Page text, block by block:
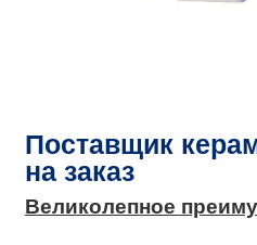
Поставщик
на заказ
Великолепное